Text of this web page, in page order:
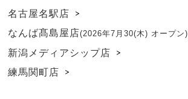
名古屋名駅店
なんば髙島屋店(2026年7月30(木) オープン)
新潟メディアシップ店
練馬関町店